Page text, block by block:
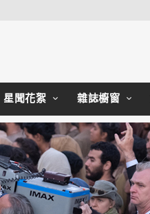
星聞花絮 雜誌櫥窗